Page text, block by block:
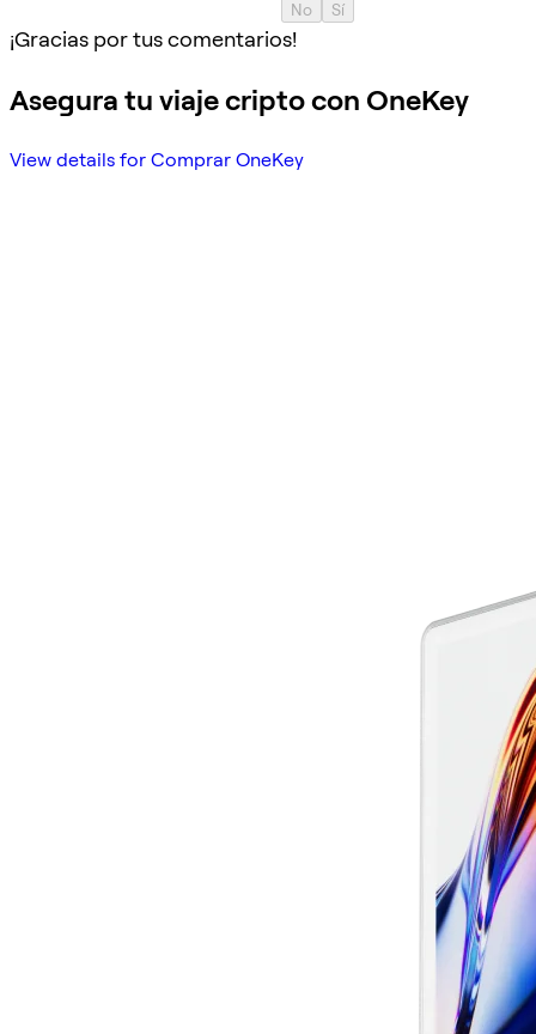
No Sí
¡Gracias por tus comentarios!
Asegura tu viaje cripto con OneKey
View details for Comprar OneKey